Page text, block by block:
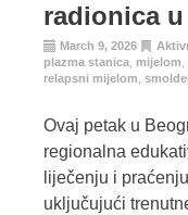
radionica
March 9, 2026
plazma stanica mijelom
relapsni mijelom
Ovaj petak u
regionalna
liječenju i
uključujući